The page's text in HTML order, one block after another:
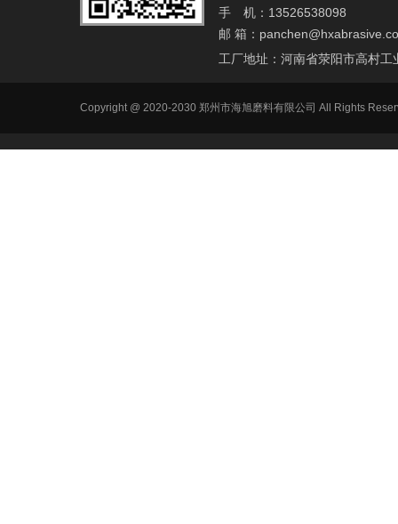
手 机：13526538098
邮 箱：
工厂地址：河南省荥阳市高村工
Copyright @ 2020-2030 郑州市海旭磨料有限公司 All Rights